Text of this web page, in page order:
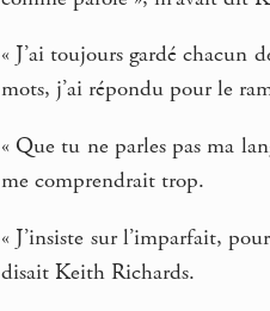
« J’ai toujours gardé chacun
mots, j’ai répondu pour le
« Que tu ne parles pas ma
me comprendrait trop.
« J’insiste sur l’imparfait,
disait Keith Richards.